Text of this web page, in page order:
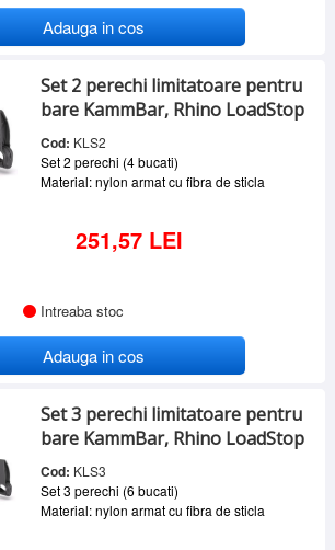
Adauga in cos
Set 2 perechi limitatoare pentru
bare KammBar, Rhino LoadStop
Cod: KLS2
Set 2 perechi (4 bucati)
Material: nylon armat cu fibra de sticla
251,57 LEI
Intreaba stoc
Adauga in cos
Set 3 perechi limitatoare pentru
bare KammBar, Rhino LoadStop
Cod: KLS3
Set 3 perechi (6 bucati)
Material: nylon armat cu fibra de sticla